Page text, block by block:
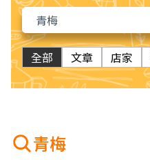
全部 文章 店家
青梅